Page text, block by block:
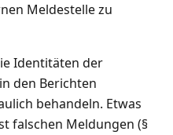
Meldestelle zu
Identitäten der
den Berichten
behandeln. Etwas
falschen Meldungen (§